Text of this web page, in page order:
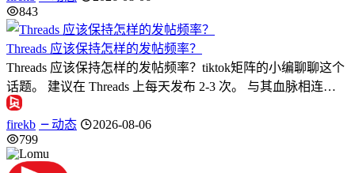
843
Threads 应该保持怎样的发帖频率？
Threads 应该保持怎样的发帖频率？tiktok矩阵的小编聊聊这个
话题。 建议在 Threads 上每天发布 2-3 次。 与其血脉相连…
firekb 动态
2026-08-06
799